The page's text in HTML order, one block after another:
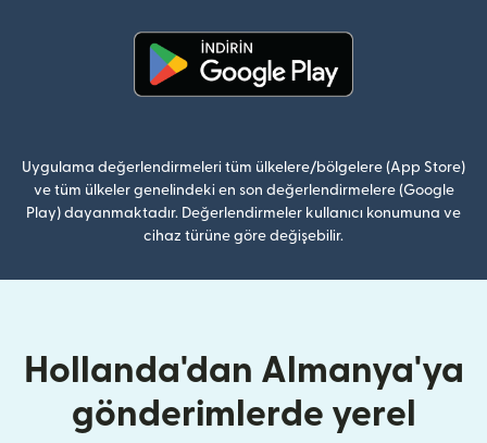
Uygulama değerlendirmeleri tüm ülkelere/bölgelere (App Store)
ve tüm ülkeler genelindeki en son değerlendirmelere (Google
Play) dayanmaktadır. Değerlendirmeler kullanıcı konumuna ve
cihaz türüne göre değişebilir.
Hollanda'dan Almanya'ya
gönderimlerde yerel